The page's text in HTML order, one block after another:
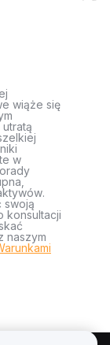
wiąże się
w
swoją
konsultacji
naszym